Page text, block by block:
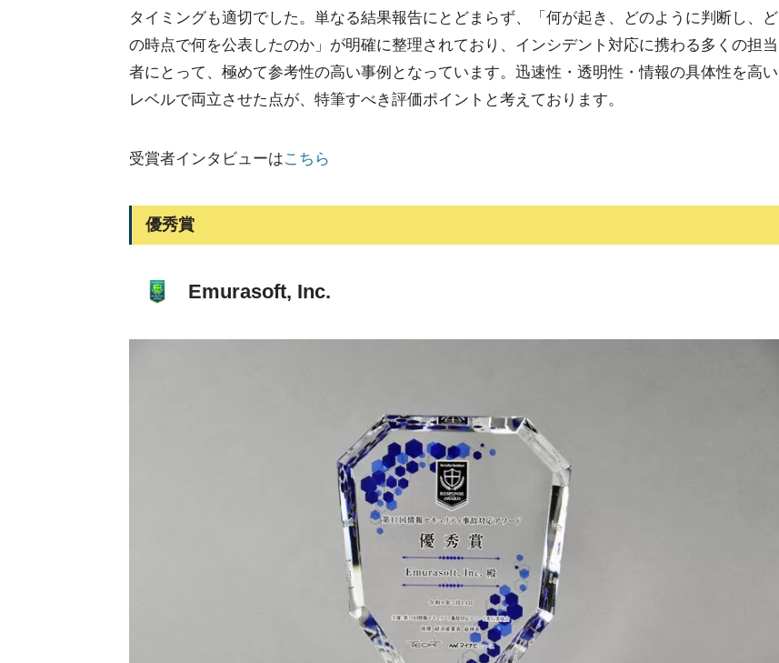
タイミングも適切でした。単なる結果報告にとどまらず、「何が起き、どのように判断し、ど
の時点で何を公表したのか」が明確に整理されており、インシデント対応に携わる多くの担当
者にとって、極めて参考性の高い事例となっています。迅速性・透明性・情報の具体性を高い
レベルで両立させた点が、特筆すべき評価ポイントと考えております。
受賞者インタビューはこちら
優秀賞
Emurasoft, Inc.